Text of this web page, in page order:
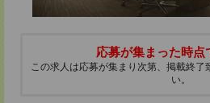
応募が集まった時点
この求人は応募が集まり次第、掲載終了
い。